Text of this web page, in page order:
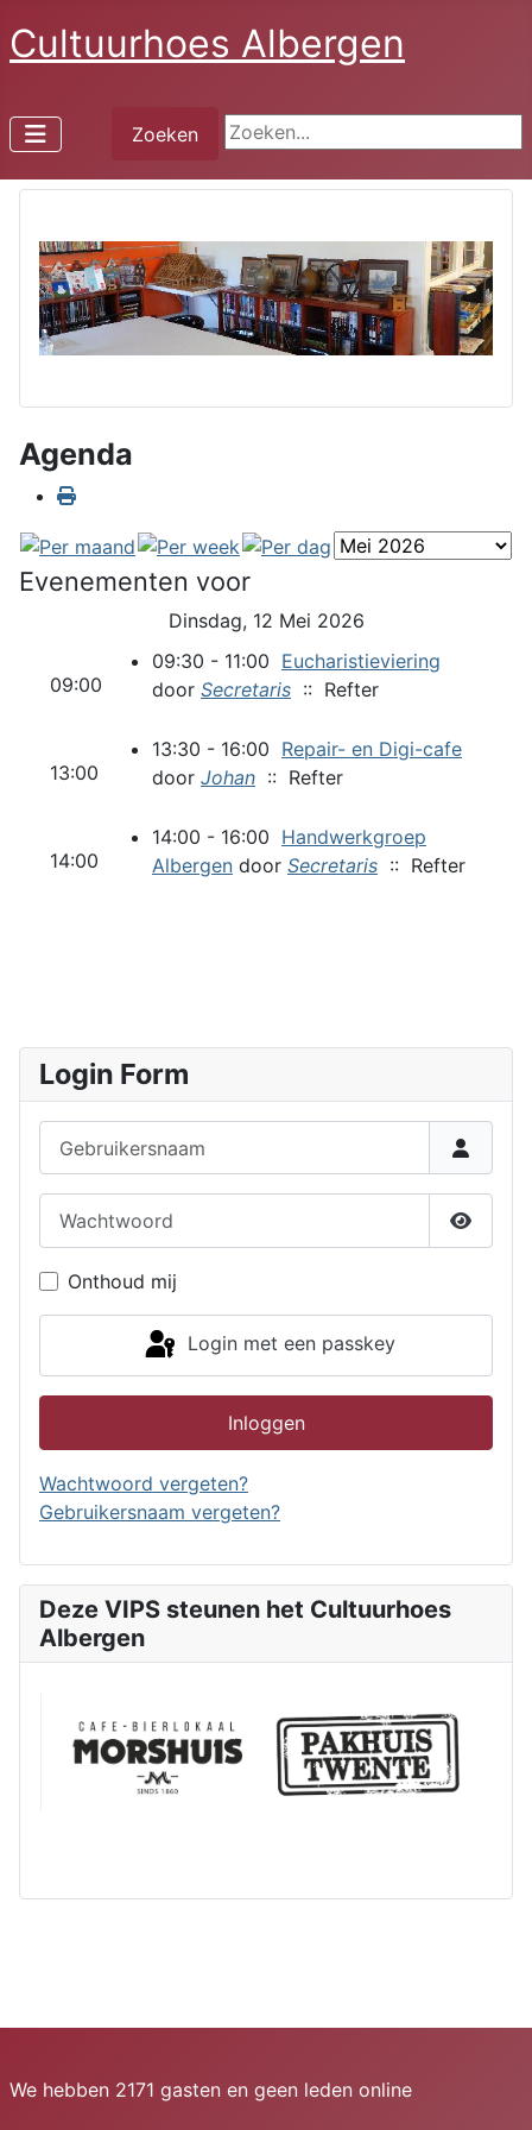
Cultuurhoes Albergen
Zoeken
Zoeken...
Agenda
Evenementen voor
Dinsdag, 12 Mei 2026
09:00
09:30 - 11:00 Eucharistieviering
door Secretaris :: Refter
13:00
13:30 - 16:00 Repair- en Digi-cafe
door Johan :: Refter
14:00
14:00 - 16:00 Handwerkgroep
Albergen door Secretaris :: Refter
Login Form
Toon
Onthoud mij
Login met een passkey
Inloggen
Wachtwoord vergeten?
Gebruikersnaam vergeten?
Deze VIPS steunen het Cultuurhoes
Albergen
We hebben 2171 gasten en geen leden online